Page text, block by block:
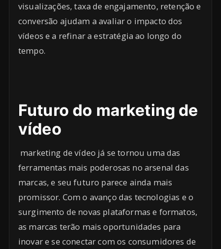
visualizações, taxa de engajamento, retenção e
conversão ajudam a avaliar o impacto dos
vídeos e a refinar a estratégia ao longo do
tempo.
Futuro do marketing de
vídeo
marketing de vídeo já se tornou uma das
ferramentas mais poderosas no arsenal das
marcas, e seu futuro parece ainda mais
promissor. Com o avanço das tecnologias e o
surgimento de novas plataformas e formatos,
as marcas terão mais oportunidades para
inovar e se conectar com os consumidores de